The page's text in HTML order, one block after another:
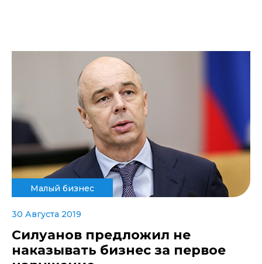
Малый бизнес
30 Августа 2019
Силуанов предложил не
наказывать бизнес за первое